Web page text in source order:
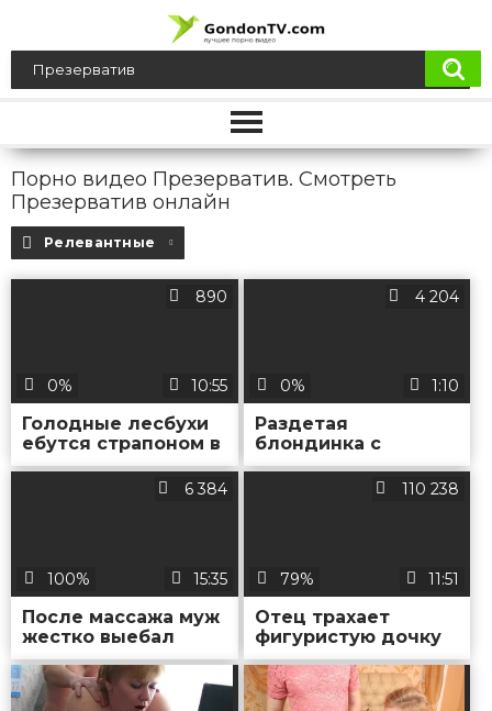
Порно видео Презерватив. Смотреть
Презерватив онлайн
Релевантные
0%
890
10:55
Голодные лесбухи
ебутся страпоном в
туалете
0%
4 204
1:10
Раздетая
блондинка с
обвисшими
100%
6 384
15:35
После массажа муж
жестко выебал
красавицу жену до
кремпая во
влажную пилотку
79%
110 238
11:51
Отец трахает
фигуристую дочку
на диване и в
ванной и лижет ей
влажную манду